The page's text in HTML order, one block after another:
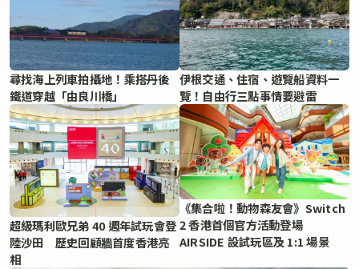
尋找海上列車拍攝地！乘搭丹後
鐵道穿越「由良川橋」
伊根交通、住宿、遊覽船資料一
覽！自由行三點事情要避雷
超級瑪利歐兄弟 40 週年試玩會登
陸沙田 歷史回顧牆首度香港亮
相
《集合啦！動物森友會》Switch
2 香港首個官方活動登場
AIRSIDE 設試玩區及 1:1 場景